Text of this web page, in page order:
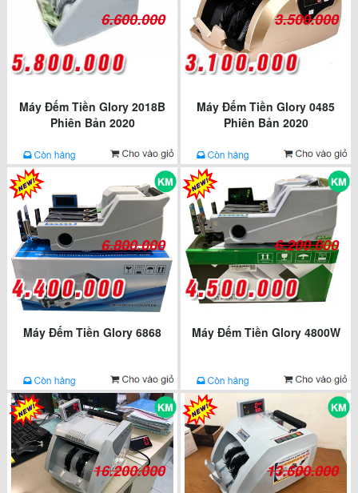
6.600.000
Máy Đếm Tiền Glory 2018B
Phiên Bản 2020
3.500.000
Máy Đếm Tiền Glory 0485
Phiên Bản 2020
6.800.000
Máy Đếm Tiền Glory 6868
6.200.000
Máy Đếm Tiền Glory 4800W
16.200.000 13.600.000